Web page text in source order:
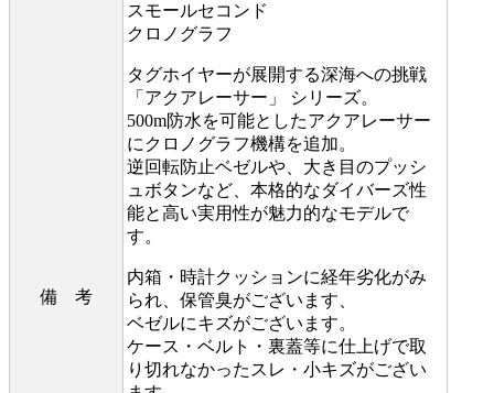
備 考
スモールセコンド
クロノグラフ
タグホイヤーが展開する深海への挑戦
「アクアレーサー」 シリーズ。
500m防水を可能としたアクアレーサー
にクロノグラフ機構を追加。
逆回転防止ベゼルや、大き目のプッシ
ュボタンなど、本格的なダイバーズ性
能と高い実用性が魅力的なモデルで
す。
内箱・時計クッションに経年劣化がみ
られ、保管臭がございます、
ベゼルにキズがございます。
ケース・ベルト・裏蓋等に仕上げで取
り切れなかったスレ・小キズがござい